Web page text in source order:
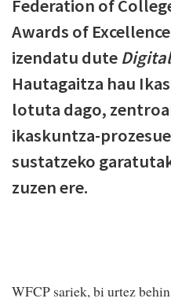
Federation of
Awards of
izendatu dute
Hautagaitza hau
lotuta dago,
ikaskuntza-
sustatzeko
zuzen ere.
WFCP sariek, bi urtez